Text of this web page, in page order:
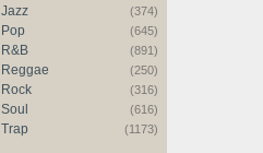
Jazz (374)
Pop (645)
R&B (891)
Reggae (250)
Rock (316)
Soul (616)
Trap (1173)